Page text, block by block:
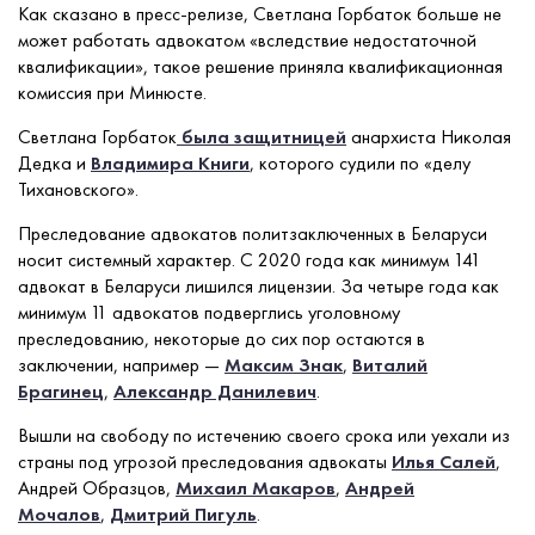
Как сказано в пресс-релизе, Светлана Горбаток больше не
может работать адвокатом «вследствие недостаточной
квалификации», такое решение приняла квалификационная
комиссия при Минюсте.
Светлана Горбаток была защитницей анархиста Николая
Дедка и Владимира Книги, которого судили по «делу
Тихановского».
Преследование адвокатов политзаключенных в Беларуси
носит системный характер. С 2020 года как минимум 141
адвокат в Беларуси лишился лицензии. За четыре года как
минимум 11 адвокатов подверглись уголовному
преследованию, некоторые до сих пор остаются в
заключении, например — Максим Знак, Виталий
Брагинец, Александр Данилевич.
Вышли на свободу по истечению своего срока или уехали из
страны под угрозой преследования адвокаты Илья Салей,
Андрей Образцов, Михаил Макаров, Андрей
Мочалов, Дмитрий Пигуль.